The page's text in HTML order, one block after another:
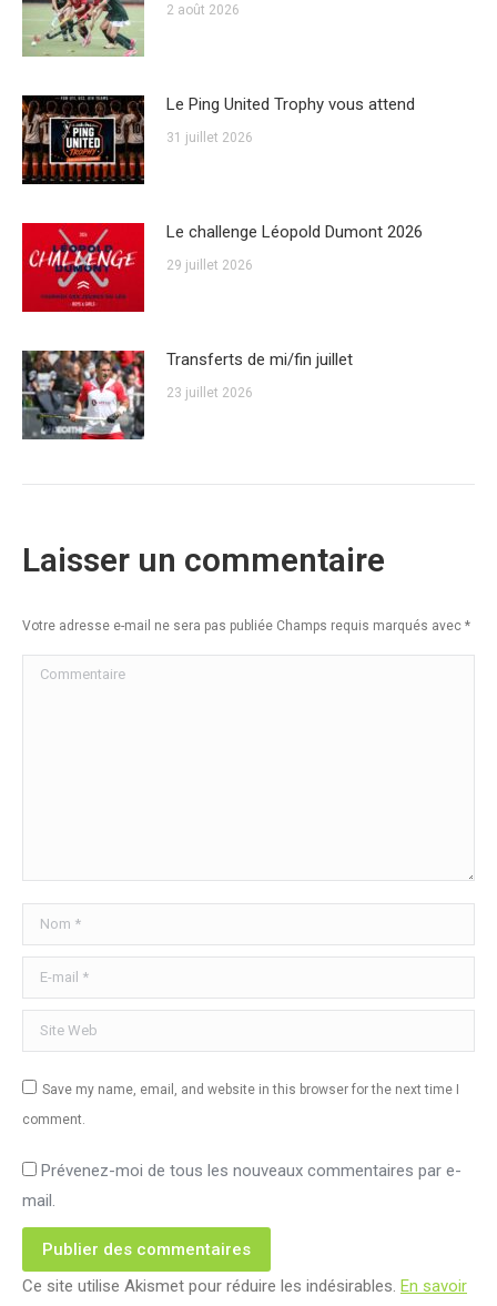
2 août 2026
Le Ping United Trophy vous attend
31 juillet 2026
Le challenge Léopold Dumont 2026
29 juillet 2026
Transferts de mi/fin juillet
23 juillet 2026
Laisser un commentaire
Votre adresse e-mail ne sera pas publiée Champs requis marqués avec *
Commentaire
Nom *
E-mail *
Site Web
Save my name, email, and website in this browser for the next time I
comment.
Prévenez-moi de tous les nouveaux commentaires par e-
mail.
Publier des commentaires
Ce site utilise Akismet pour réduire les indésirables. En savoir